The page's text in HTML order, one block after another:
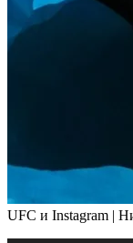
UFC и Instagram |